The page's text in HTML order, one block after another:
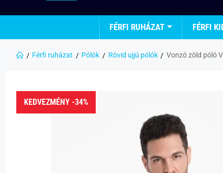
FÉRFI RUHÁZAT FÉRFI
Férfi ruházat Pólók Rövid ujjú pólók Vonzó zöld póló
KEDVEZMÉNY -34%